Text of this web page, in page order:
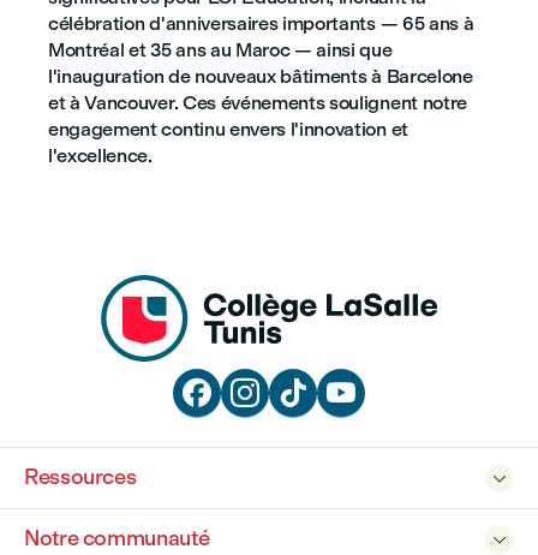
célébration d'anniversaires importants — 65 ans à
Montréal et 35 ans au Maroc — ainsi que
l'inauguration de nouveaux bâtiments à Barcelone
et à Vancouver. Ces événements soulignent notre
engagement continu envers l'innovation et
l'excellence.
   

Ressources

Notre communauté